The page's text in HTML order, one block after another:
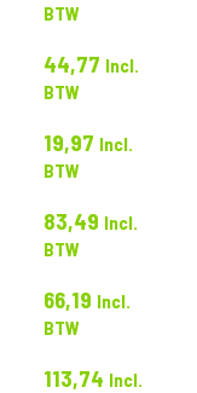
BTW
44,77 Incl.
BTW
19,97 Incl.
BTW
83,49 Incl.
BTW
66,19 Incl.
BTW
113,74 Incl.